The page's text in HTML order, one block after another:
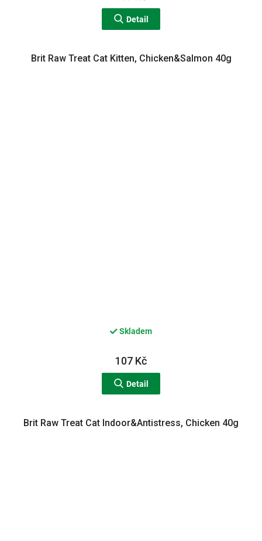
Detail
Brit Raw Treat Cat Kitten, Chicken&Salmon 40g
Skladem
107 Kč
Detail
Brit Raw Treat Cat Indoor&Antistress, Chicken 40g